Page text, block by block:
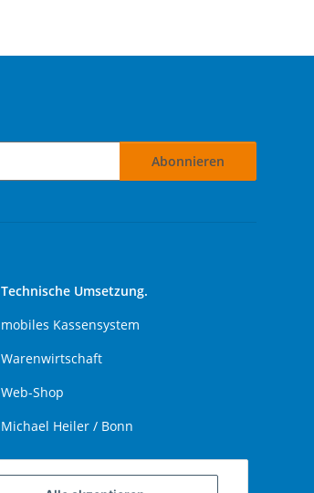
Abonnieren
Technische Umsetzung.
mobiles Kassensystem
Warenwirtschaft
Web-Shop
Michael Heiler / Bonn